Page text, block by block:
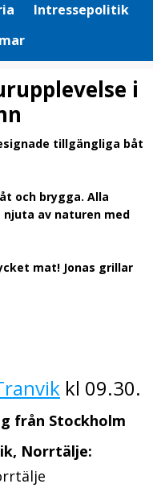
Intressepolitik
i
tillgängliga båt
och brygga. Alla
njuta av naturen med
mat! Jonas grillar
kl 09.30.
från Stockholm
Norrtälje: